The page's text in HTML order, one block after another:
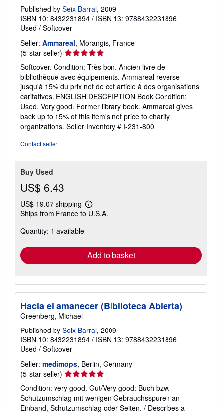
Published by Seix Barral, 2009
ISBN 10: 8432231894 / ISBN 13: 9788432231896
Used / Softcover
Seller: Ammareal, Morangis, France
(5-star seller) Seller
rating
5
out
of
5
stars
Softcover. Condition: Très bon. Ancien livre de
bibliothèque avec équipements. Ammareal reverse
jusqu'à 15% du prix net de cet article à des organisations
caritatives. ENGLISH DESCRIPTION Book Condition:
Used, Very good. Former library book. Ammareal gives
back up to 15% of this item's net price to charity
organizations. Seller Inventory # I-231-800
Contact seller
Buy Used
US$ 6.43
US$ 19.07 shipping
Learn
more
Ships from France to U.S.A.
Quantity: 1 available
Add to basket
Hacia el amanecer (Biblioteca Abierta)
Greenberg, Michael
Published by Seix Barral, 2009
ISBN 10: 8432231894 / ISBN 13: 9788432231896
Used / Softcover
Seller: medimops, Berlin, Germany
(5-star seller) Seller
5
out
Condition: very good. Gut/Very good: Buch bzw.
Schutzumschlag mit wenigen Gebrauchsspuren an
Einband, Schutzumschlag oder Seiten. / Describes a